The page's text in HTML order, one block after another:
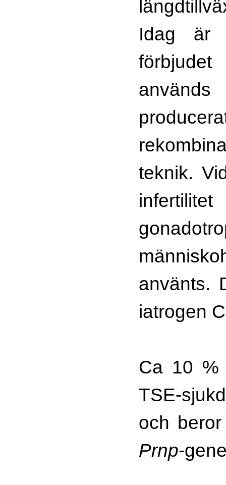
Idag är
teknik.
använts.
iatrogen
Ca 10 %
TSE-
och
Prnp-